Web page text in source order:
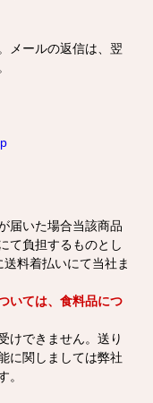
メールの返信は、翌
届いた場合当該商品
て負担するものとし
料着払いにて当社ま
いては、食料品につ
けできません。送り
に関しましては弊社
。